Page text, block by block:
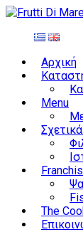
Αρχική
Menu
The